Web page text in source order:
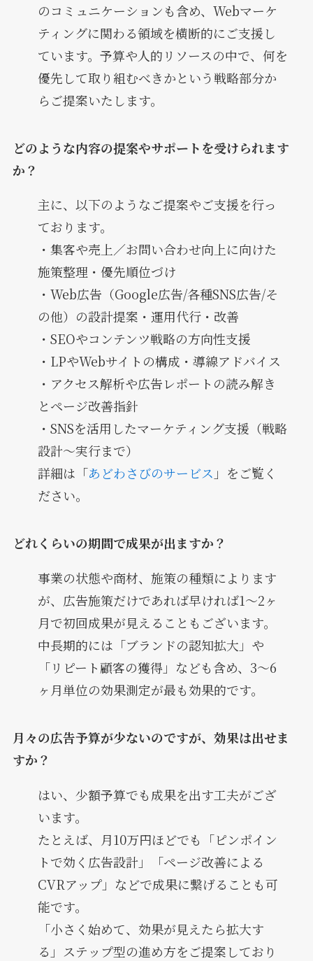
のコミュニケーションも含め、Webマーケ
ティングに関わる領域を横断的にご支援し
ています。予算や人的リソースの中で、何を
優先して取り組むべきかという戦略部分か
らご提案いたします。
どのような内容の提案やサポートを受けられます
か？
主に、以下のようなご提案やご支援を行っ
ております。
・集客や売上／お問い合わせ向上に向けた
施策整理・優先順位づけ
・Web広告（Google広告/各種SNS広告/そ
の他）の設計提案・運用代行・改善
・SEOやコンテンツ戦略の方向性支援
・LPやWebサイトの構成・導線アドバイス
・アクセス解析や広告レポートの読み解き
とページ改善指針
・SNSを活用したマーケティング支援（戦略
設計〜実行まで）
詳細は「あどわさびのサービス 」をご覧く
ださい。
どれくらいの期間で成果が出ますか？
事業の状態や商材、施策の種類によります
が、広告施策だけであれば早ければ1〜2ヶ
月で初回成果が見えることもございます。
中長期的には「ブランドの認知拡大」や
「リピート顧客の獲得」なども含め、3〜6
ヶ月単位の効果測定が最も効果的です。
月々の広告予算が少ないのですが、効果は出せま
すか？
はい、少額予算でも成果を出す工夫がござ
います。
たとえば、月10万円ほどでも「ピンポイン
トで効く広告設計」「ページ改善による
CVRアップ」などで成果に繋げることも可
能です。
「小さく始めて、効果が見えたら拡大す
る」ステップ型の進め方をご提案しており